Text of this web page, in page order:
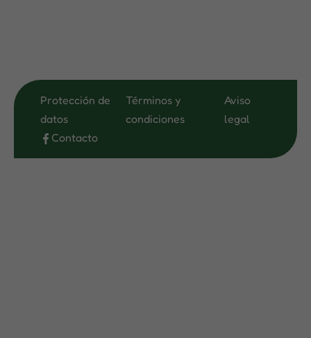
Protección de
datos
Términos y
condiciones
Aviso
legal
Contacto